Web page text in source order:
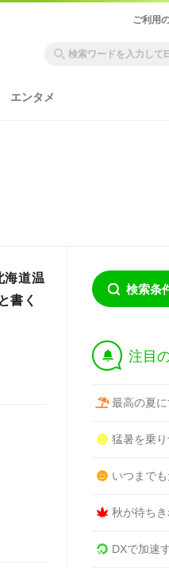
ご利用
エンタメ
道温
書く
検索条
† 注目
最高の夏
猛暑を乗り
いつまで
秋が待ち
DXで加速